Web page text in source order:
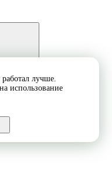
лучше.
использование